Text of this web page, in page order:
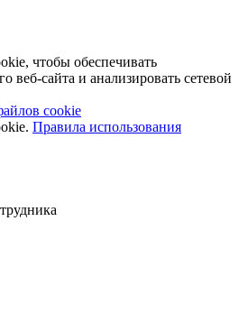
чтобы обеспечивать
веб-сайта и анализировать сетевой
cookie
Правила использования